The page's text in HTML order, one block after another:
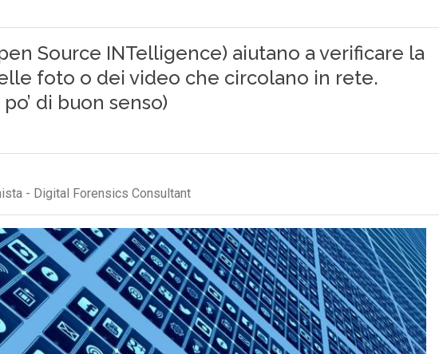
Source INTelligence) aiutano a verificare la
foto o dei video che circolano in rete.
di buon senso)
- Digital Forensics Consultant